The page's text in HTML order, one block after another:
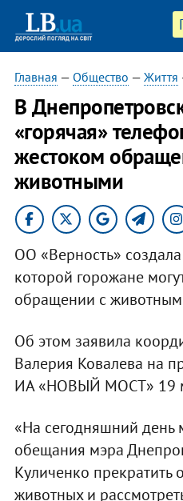
Главная — Общество — Життя
В
«горячая»
жестоком
животными
ОО «Верность»
которой горожане
обращении с
Об этом заявила
Валерия Ковалева на
ИА «НОВЫЙ МОСТ» 19
«На сегодняшний день
обещания мэра
Куличенко прекратить
животных и